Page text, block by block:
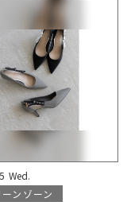
Wed.
ンゾーン